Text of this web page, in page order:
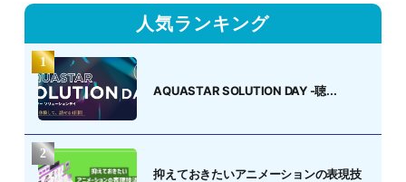
人気ランキング
AQUASTAR SOLUTION DAY -聴...
抑えておきたいアニメーションの表現技